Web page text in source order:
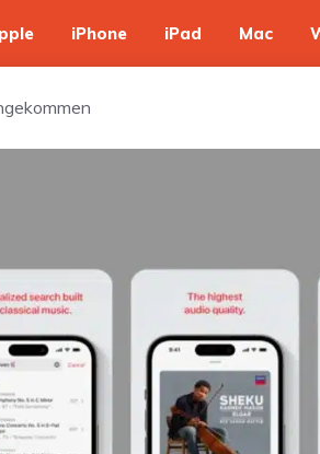
iPhone iPad Mac